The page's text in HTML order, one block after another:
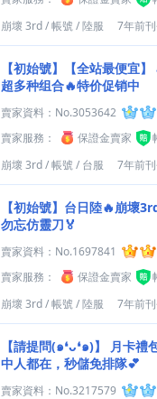
崩壞 3rd/帳號/陸服 7年前
【初始號】【全站最便宜
超多种组合🔥特价促销中
賣家資料： No.3053642
賣家服務：
保證金賣家
崩壞 3rd/帳號/ 台服 7年前
【初始號】台日陸🔥崩壞
勿忘仿靈刀🏅
賣家資料： No.1697841
賣家服務：
保證金賣家
崩壞 3rd/帳號/陸服 7年前
【請提問(๑❛ᴗ❛๑)】
月卡禮
中人都在，秒儲免排隊💕
賣家資料： No.3217579